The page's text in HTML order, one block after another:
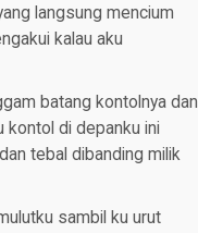
langsung mencium
kalau aku
batang kontolnya dan
kontol di depanku ini
tebal dibanding milik
sambil ku urut